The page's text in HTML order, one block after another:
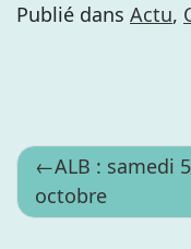
Publié dans Actu,
de
ALB : samedi 5
octobre